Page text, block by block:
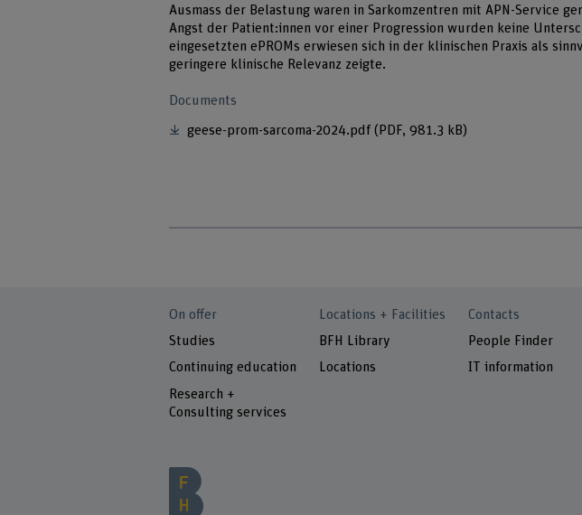
Ausmass der Belastung waren in Sarkomzentren mit APN-Service
Angst der Patient:innen vor einer Progression wurden keine
eingesetzten ePROMs erwiesen sich in der klinischen Praxis als
geringere klinische Relevanz zeigte.
Documents
geese-prom-sarcoma-2024.pdf(PDF, 981.3 kB)
On offer
Studies
Continuing education
Research +
Consulting services
Locations + Facilities
BFH Library
Locations
Contacts
People Finder
IT information